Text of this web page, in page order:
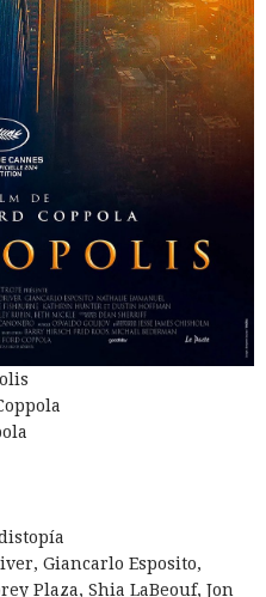
Giancarlo Esposito,
Plaza, Shia LaBeouf, Jon